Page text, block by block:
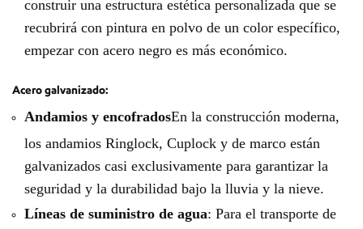
construir una estructura estética personalizada que se
recubrirá con pintura en polvo de un color específico,
empezar con acero negro es más económico.
Acero galvanizado:
Andamios y encofradosEn la construcción moderna,
los andamios Ringlock, Cuplock y de marco están
galvanizados casi exclusivamente para garantizar la
seguridad y la durabilidad bajo la lluvia y la nieve.
Líneas de suministro de agua: Para el transporte de